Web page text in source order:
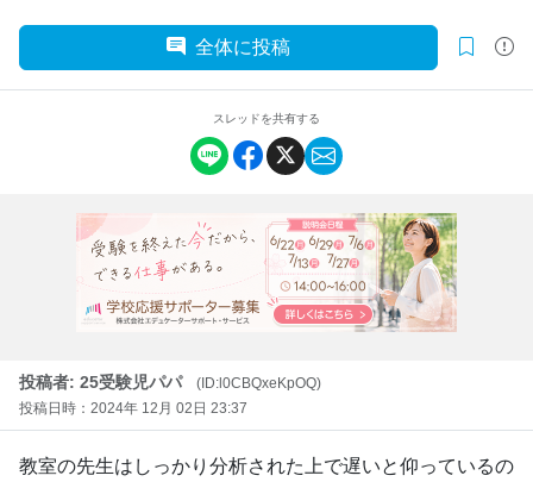
全体に投稿
スレッドを共有する
投稿者: 25受験児パパ
(ID:l0CBQxeKpOQ)
投稿日時：2024年 12月 02日 23:37
教室の先生はしっかり分析された上で遅いと仰っているの